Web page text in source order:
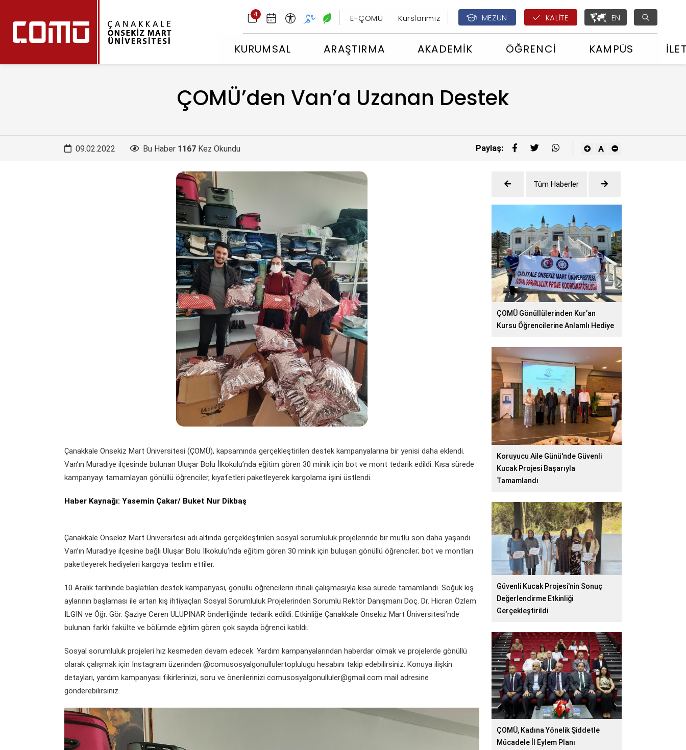
4 E-ÇOMÜ Kurslarımız MEZUN KALİTE EN
English - ÇOMÜ
KURUMSAL ARAŞTIRMA AKADEMİK ÖĞRENCİ KAMPÜS
ÇOMÜ’den Van’a Uzanan Destek
09.02.2022 Bu Haber 1167 Kez Okundu Paylaş:
Çanakkale Onsekiz Mart Üniversitesi (ÇOMÜ), kapsamında gerçekleştirilen destek kampanyalarına bir yenisi daha eklendi.
Van’ın Muradiye ilçesinde bulunan Uluşar Bolu İlkokulu’nda eğitim gören 30 minik için bot ve mont tedarik edildi. Kısa sürede
kampanyayı tamamlayan gönüllü öğrenciler, kıyafetleri paketleyerek kargolama işini üstlendi.
Haber Kaynağı: Yasemin Çakar/ Buket Nur Dikbaş
Çanakkale Onsekiz Mart Üniversitesi adı altında gerçekleştirilen sosyal sorumluluk projelerinde bir mutlu son daha yaşandı.
Van’ın Muradiye ilçesine bağlı Uluşar Bolu İlkokulu’nda eğitim gören 30 minik için buluşan gönüllü öğrenciler; bot ve montları
paketleyerek hediyeleri kargoya teslim ettiler.
10 Aralık tarihinde başlatılan destek kampanyası, gönüllü öğrencilerin itinalı çalışmasıyla kısa sürede tamamlandı. Soğuk kış
aylarının başlaması ile artan kış ihtiyaçları Sosyal Sorumluluk Projelerinden Sorumlu Rektör Danışmanı Doç. Dr. Hicran Özlem
ILGIN ve Öğr. Gör. Şaziye Ceren ULUPINAR önderliğinde tedarik edildi. Etkinliğe Çanakkale Onsekiz Mart Üniversitesi’nde
bulunan farklı fakülte ve bölümde eğitim gören çok sayıda öğrenci katıldı.
Sosyal sorumluluk projeleri hız kesmeden devam edecek. Yardım kampanyalarından haberdar olmak ve projelerde gönüllü
olarak çalışmak için Instagram üzerinden @comusosyalgonullulertoplulugu hesabını takip edebilirsiniz. Konuya ilişkin
detayları, yardım kampanyası fikirlerinizi, soru ve önerilerinizi comusosyalgonulluler@gmail.com mail adresine
gönderebilirsiniz.
Tüm Haberler
ÇOMÜ Gönüllülerinden Kur’an
Kursu Öğrencilerine Anlamlı Hediye
Koruyucu Aile Günü'nde Güvenli
Kucak Projesi Başarıyla
Tamamlandı
Güvenli Kucak Projesi'nin Sonuç
Değerlendirme Etkinliği
Gerçekleştirildi
ÇOMÜ, Kadına Yönelik Şiddetle
Mücadele İl Eylem Planı